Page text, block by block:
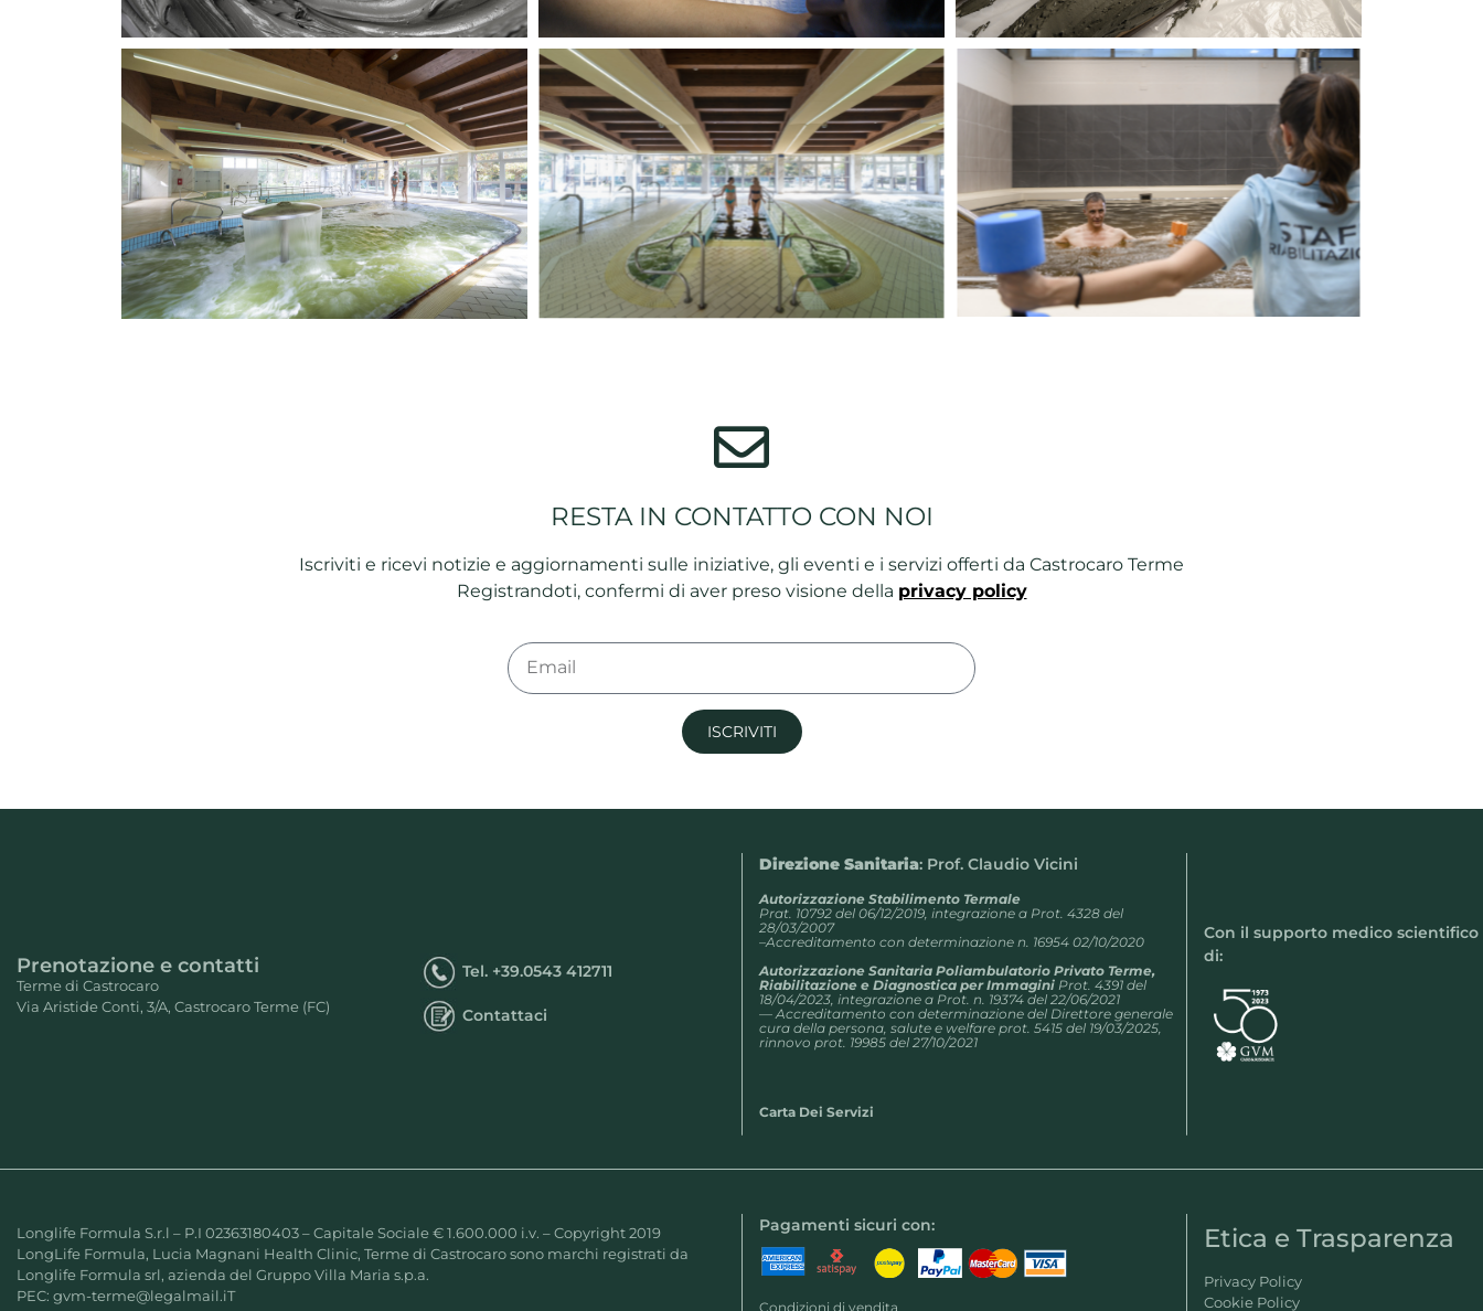
RESTA IN CONTATTO CON NOI
Iscriviti e ricevi notizie e aggiornamenti sulle iniziative, gli eventi e i servizi offerti da Castrocaro Terme
Registrandoti, confermi di aver preso visione della privacy policy
ISCRIVITI
Prenotazione e contatti
Terme di Castrocaro
Via Aristide Conti, 3/A, Castrocaro Terme (FC)
Tel. +39.0543 412711
Contattaci
Direzione Sanitaria: Prof. Claudio Vicini
Autorizzazione Stabilimento Termale
Prat. 10792 del 06/12/2019, integrazione a Prot. 4328 del
28/03/2007
–Accreditamento con determinazione n. 16954 02/10/2020
Autorizzazione Sanitaria Poliambulatorio Privato Terme,
Riabilitazione e Diagnostica per Immagini Prot. 4391 del
18/04/2023, integrazione a Prot. n. 19374 del 22/06/2021
— Accreditamento con determinazione del Direttore generale
cura della persona, salute e welfare prot. 5415 del 19/03/2025,
rinnovo prot. 19985 del 27/10/2021
Carta Dei Servizi
Con il supporto medico scientifico
di:
Longlife Formula S.r.l – P.I 02363180403 – Capitale Sociale € 1.600.000 i.v. – Copyright 2019
LongLife Formula, Lucia Magnani Health Clinic, Terme di Castrocaro sono marchi registrati da
Longlife Formula srl, azienda del Gruppo Villa Maria s.p.a.
PEC: gvm-terme@legalmail.iT
Pagamenti sicuri con:
Condizioni di vendita
Etica e Trasparenza
Privacy Policy
Cookie Policy